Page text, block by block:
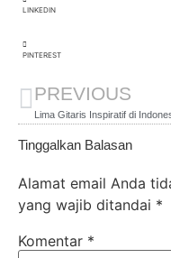
LINKEDIN
PINTEREST
PREVIOUS
Lima Gitaris Inspiratif di
Tinggalkan Balasan
Alamat email Anda
yang wajib ditandai *
Komentar *